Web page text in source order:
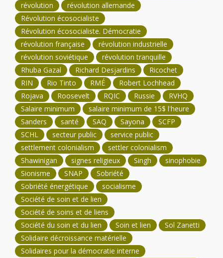
révolution
révolution allemande
Révolution écosocialiste
Révolution écosocialiste. Démocratie
révolution française
révolution industrielle
révolution soviétique
révolution tranquille
Rhuba Gazal
Richard Desjardins
Ricochet
RIN
Rio Tinto RMÉ
Robert Lochhead
Rojava
Roosevelt RQIC Russie
RVHQ
Salaire minimum
salaire minimum de 15$ l'heure
Sanders
santé SAQ Sayona
SCFP
SCHL
secteur public
service public
settlement colonialism
settler colonialism
Shawinigan
signes religieux Singh
sinophobie
Sionisme
SNAP
Sobriété
Sobriété énergétique
socialisme
Société de soin et de lien
Société de soins et de liens
Société du soin et du lien
Soin et lien
Sol Zanetti
Solidaire décroissance matérielle
Solidaires pour la démocratie interne